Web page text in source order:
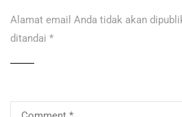
Alamat email Anda tidak akan
ditandai *